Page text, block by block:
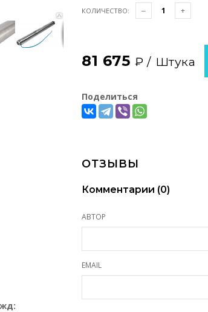
КОЛИЧЕСТВО:
81 675 ₽ / Штука
Поделиться
ОТЗЫВЫ
Комментарии (0)
АВТОР
EMAIL